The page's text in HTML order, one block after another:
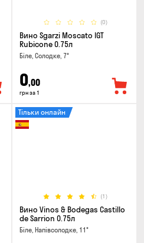
(0)
Вино Sgarzi Moscato IGT
Rubicone 0.75л
Біле, Солодке, 7°
0,00
грн за 1
(1)
Тільки онлайн
Вино Vinos & Bodegas Castillo
de Sarrion 0.75л
Біле, Напівсолодке, 11°